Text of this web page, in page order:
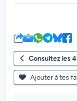
Consultez les
Ajouter à tes